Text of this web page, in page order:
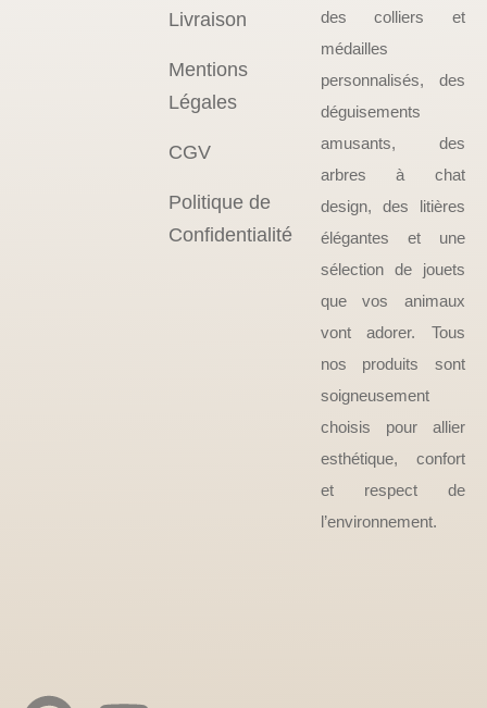
Livraison
Mentions
Légales
CGV
Politique de
Confidentialité
des colliers et
médailles
personnalisés, des
déguisements
amusants, des
arbres à chat
design, des litières
élégantes et une
sélection de jouets
que vos animaux
vont adorer. Tous
nos produits sont
soigneusement
choisis pour allier
esthétique, confort
et respect de
l’environnement.